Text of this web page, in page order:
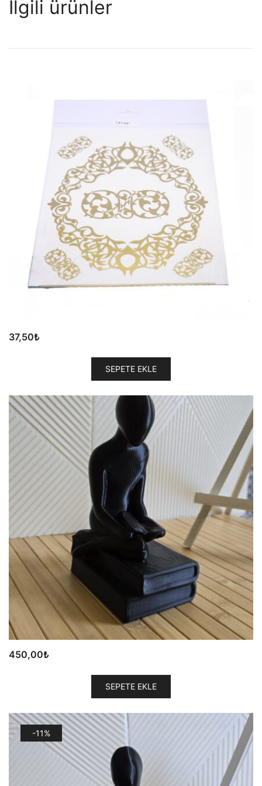
İlgili ürünler
37,50₺
SEPETE EKLE
450,00₺
SEPETE EKLE
-11%